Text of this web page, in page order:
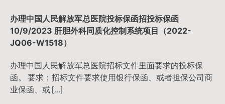
办理中国人民解放军总医院投标保函招投标保函
10/9/2023 肝胆外科同质化控制系统项目（2022-
JQ06-W1518）
办理中国人民解放军总医院招标文件里面要求的投标保
函。 要求：招标文件要求使用银行保函、或者担保公司商
业保函、或 […]